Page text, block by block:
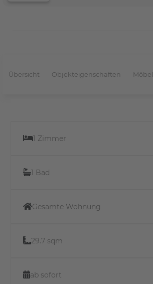
Übersicht Objekteigenschaften Möbel
1 Zimmer
1 Bad
Gesamte Wohnung
29.7 sqm
ab sofort